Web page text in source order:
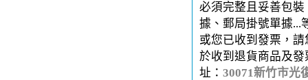
必須完整且妥善包
據、郵局掛號單據...
或您已收到發票，
於收到退貨商品及
址： 30071新竹市光